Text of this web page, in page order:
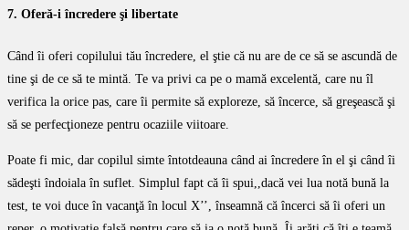
7. Oferă-i încredere şi libertate
Când îi oferi copilului tău încredere, el ştie că nu are de ce să se ascundă de
tine şi de ce să te mintă. Te va privi ca pe o mamă excelentă, care nu îl
verifica la orice pas, care îi permite să exploreze, să încerce, să greşească şi
să se perfecţioneze pentru ocaziile viitoare.
Poate fi mic, dar copilul simte întotdeauna când ai încredere în el şi când îi
sădeşti îndoiala în suflet. Simplul fapt că îi spui,,dacă vei lua notă bună la
test, te voi duce în vacanţă în locul X’’, înseamnă că încerci să îi oferi un